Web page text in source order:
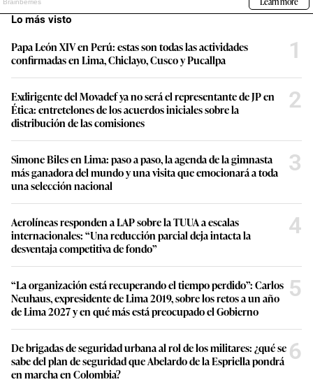
Lo más visto
Papa León XIV en Perú: estas son todas las actividades
confirmadas en Lima, Chiclayo, Cusco y Pucallpa
1
Exdirigente del Movadef ya no será el representante de JP en
Ética: entretelones de los acuerdos iniciales sobre la
distribución de las comisiones
2
Simone Biles en Lima: paso a paso, la agenda de la gimnasta
más ganadora del mundo y una visita que emocionará a toda
una selección nacional
3
Aerolíneas responden a LAP sobre la TUUA a escalas
internacionales: “Una reducción parcial deja intacta la
desventaja competitiva de fondo”
4
“La organización está recuperando el tiempo perdido”: Carlos
Neuhaus, expresidente de Lima 2019, sobre los retos a un año
de Lima 2027 y en qué más está preocupado el Gobierno
5
De brigadas de seguridad urbana al rol de los militares: ¿qué se
sabe del plan de seguridad que Abelardo de la Espriella pondrá
en marcha en Colombia?
6